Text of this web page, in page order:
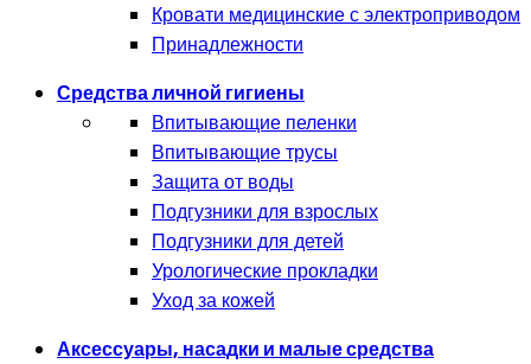
Кровати медицинские с электроприводом
Принадлежности
Средства личной гигиены
Впитывающие пеленки
Впитывающие трусы
Защита от воды
Подгузники для взрослых
Подгузники для детей
Урологические прокладки
Уход за кожей
Аксессуары, насадки и малые средства